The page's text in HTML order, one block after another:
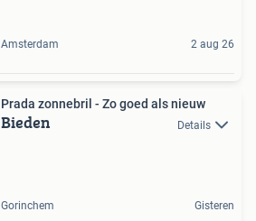
Amsterdam 2 aug 26
Prada zonnebril - Zo goed als nieuw
Bieden Details
Gorinchem Gisteren